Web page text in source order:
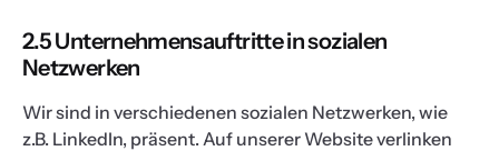
2.5 Unternehmensauftritte in sozialen
Netzwerken
Wir sind in verschiedenen sozialen Netzwerken, wie
z.B. LinkedIn, präsent. Auf unserer Website verlinken